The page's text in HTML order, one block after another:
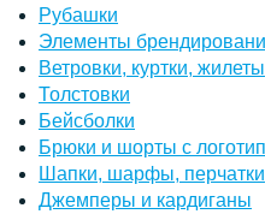
Рубашки
Элементы
Ветровки, куртки, жилеты
Толстовки
Бейсболки
Брюки и шорты с
Шапки, шарфы, перчатки
Джемперы и кардиганы